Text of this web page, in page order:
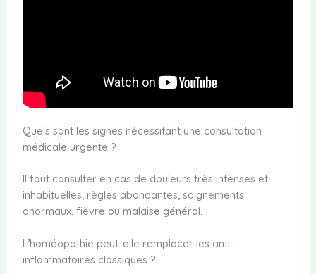
Quels sont les signes nécessitant une consultation
médicale urgente ?
Il faut consulter en cas de douleurs très intenses et
inhabituelles, règles abondantes, saignements
anormaux, fièvre ou malaise général.
L’homéopathie peut-elle remplacer les anti-
inflammatoires classiques ?